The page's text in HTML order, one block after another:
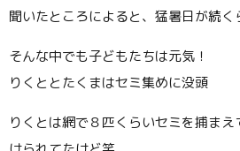
聞いたところによると、猛暑日が続く
そんな中でも子どもたちは元気！
りくととたくまはセミ集めに没頭
りくとは網で８匹くらいセミを捕ま